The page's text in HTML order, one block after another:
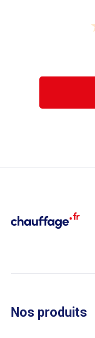
Nos produits